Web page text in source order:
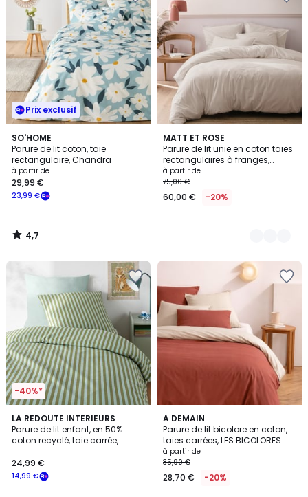
Prix exclusif
SO'HOME
Parure de lit coton, taie
rectangulaire, Chandra
à partir de
23,99 €
29,99 €
4,7
/ 5
4,7
/
MATT ET ROSE
Parure de lit unie en coton taies
rectangulaires à franges,
COTON LAVÉ
à partir de
75,00 €
60,00 € -20%
6
Couleurs
-40%*
LA REDOUTE INTERIEURS
Parure de lit enfant, en 50%
coton recyclé, taie carrée,
14,99 €
24,99 €
4,7
/ 5
A DEMAIN
Parure de lit bicolore en coton,
taies carrées, LES BICOLORES
à partir de
35,90 €
28,70 € -20%
3
/
5
2
Couleurs